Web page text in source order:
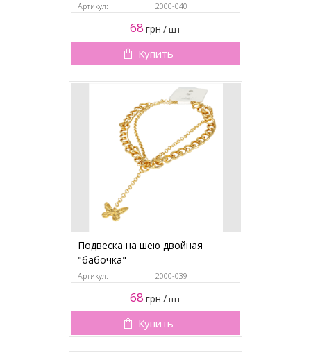
Артикул: 2000-040
68 грн /шт
Купить
Подвеска на шею двойная
"бабочка"
Артикул: 2000-039
68 грн /шт
Купить